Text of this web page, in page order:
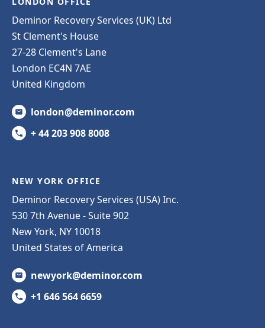
Deminor Recovery Services (UK) Ltd
St Clement's House
27-28 Clement's Lane
London EC4N 7AE
United Kingdom
london@deminor.com
+ 44 203 908 8008
NEW YORK OFFICE
Deminor Recovery Services (USA) Inc.
530 7th Avenue - Suite 902
New York, NY 10018
United States of America
newyork@deminor.com
+1 646 564 6659